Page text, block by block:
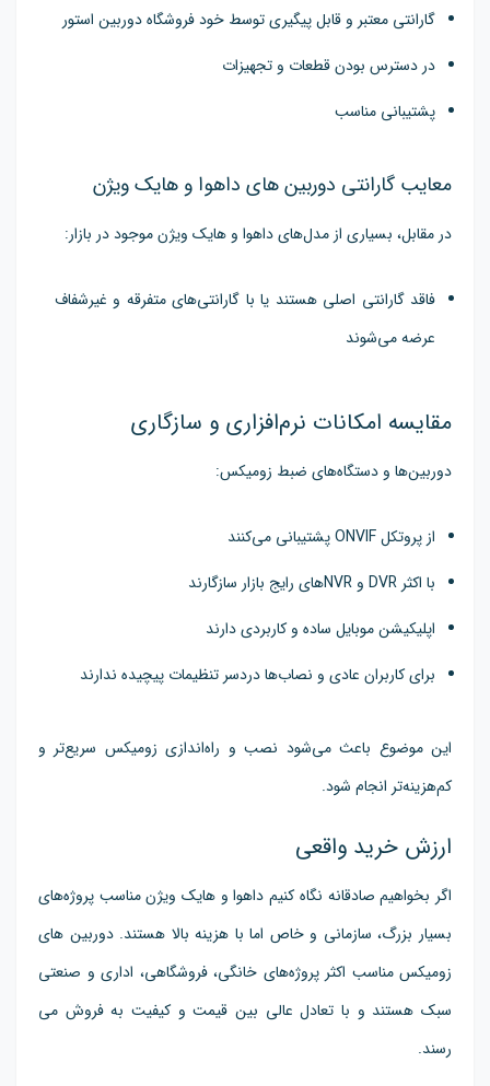
گارانتی معتبر و قابل پیگیری توسط خود فروشگاه دوربین استور
در دسترس بودن قطعات و تجهیزات
پشتیبانی مناسب
معایب گارانتی دوربین های داهوا و هایک ویژن
در مقابل، بسیاری از مدل‌های داهوا و هایک ویژن موجود در بازار:
فاقد گارانتی اصلی هستند یا با گارانتی‌های متفرقه و غیرشفاف
عرضه می‌شوند
مقایسه امکانات نرم‌افزاری و سازگاری
دوربین‌ها و دستگاه‌های ضبط زومیکس:
از پروتکل ONVIF پشتیبانی می‌کنند
با اکثر DVR و NVRهای رایج بازار سازگارند
اپلیکیشن موبایل ساده و کاربردی دارند
برای کاربران عادی و نصاب‌ها دردسر تنظیمات پیچیده ندارند
این موضوع باعث می‌شود نصب و راه‌اندازی زومیکس سریع‌تر و
کم‌هزینه‌تر انجام شود.
ارزش خرید واقعی
اگر بخواهیم صادقانه نگاه کنیم داهوا و هایک ویژن مناسب پروژه‌های
بسیار بزرگ، سازمانی و خاص اما با هزینه بالا هستند. دوربین های
زومیکس مناسب اکثر پروژه‌های خانگی، فروشگاهی، اداری و صنعتی
سبک هستند و با تعادل عالی بین قیمت و کیفیت به فروش می
رسند.